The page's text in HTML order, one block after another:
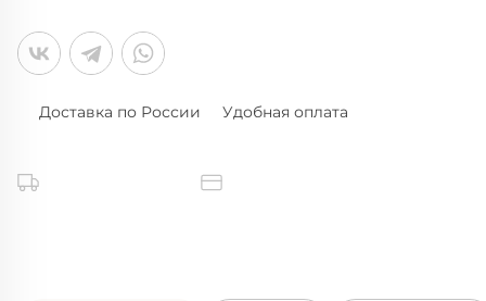
Доставка по России Удобная оплата